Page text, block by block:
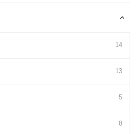
14
13
5
8